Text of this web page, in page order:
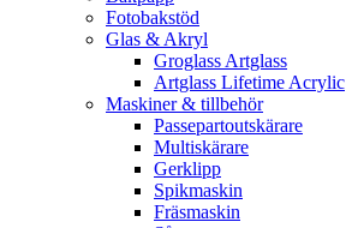
Fotobakstöd
Glas & Akryl
Groglass Artglass
Artglass Lifetime Acrylic
Maskiner & tillbehör
Passepartoutskärare
Multiskärare
Gerklipp
Spikmaskin
Fräsmaskin